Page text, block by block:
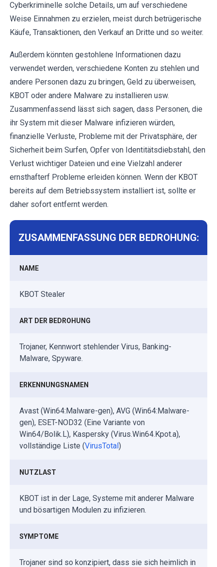
Cyberkriminelle solche Details, um auf verschiedene
Weise Einnahmen zu erzielen, meist durch betrügerische
Käufe, Transaktionen, den Verkauf an Dritte und so weiter.
Außerdem könnten gestohlene Informationen dazu
verwendet werden, verschiedene Konten zu stehlen und
andere Personen dazu zu bringen, Geld zu überweisen,
KBOT oder andere Malware zu installieren usw.
Zusammenfassend lässt sich sagen, dass Personen, die
ihr System mit dieser Malware infizieren würden,
finanzielle Verluste, Probleme mit der Privatsphäre, der
Sicherheit beim Surfen, Opfer von Identitätsdiebstahl, den
Verlust wichtiger Dateien und eine Vielzahl anderer
ernsthafterf Probleme erleiden können. Wenn der KBOT
bereits auf dem Betriebssystem installiert ist, sollte er
daher sofort entfernt werden.
ZUSAMMENFASSUNG DER BEDROHUNG:
NAME
KBOT Stealer
ART DER BEDROHUNG
Trojaner, Kennwort stehlender Virus, Banking-
Malware, Spyware.
ERKENNUNGSNAMEN
Avast (Win64:Malware-gen), AVG (Win64:Malware-
gen), ESET-NOD32 (Eine Variante von
Win64/Bolik.L), Kaspersky (Virus.Win64.Kpot.a),
vollständige Liste (VirusTotal )
NUTZLAST
KBOT ist in der Lage, Systeme mit anderer Malware
und bösartigen Modulen zu infizieren.
SYMPTOME
Trojaner sind so konzipiert, dass sie sich heimlich in